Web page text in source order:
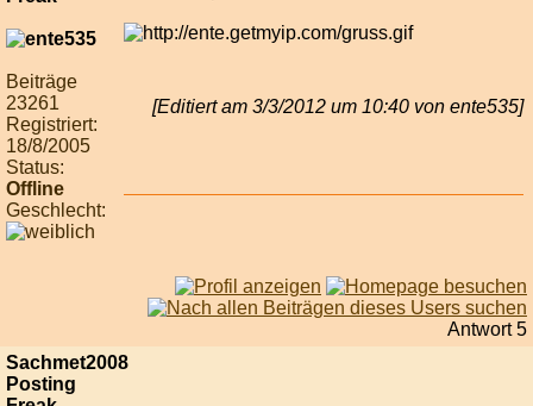
Beiträge
23261
Registriert:
18/8/2005
Status:
Offline
Geschlecht:
[Editiert am 3/3/2012 um 10:40 von ente535]
Antwort 5
Sachmet2008
Posting